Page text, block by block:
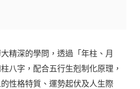
精深的學問，透過「年柱、月
八字，配合五行生剋制化原理，
性格特質、運勢起伏及人生際